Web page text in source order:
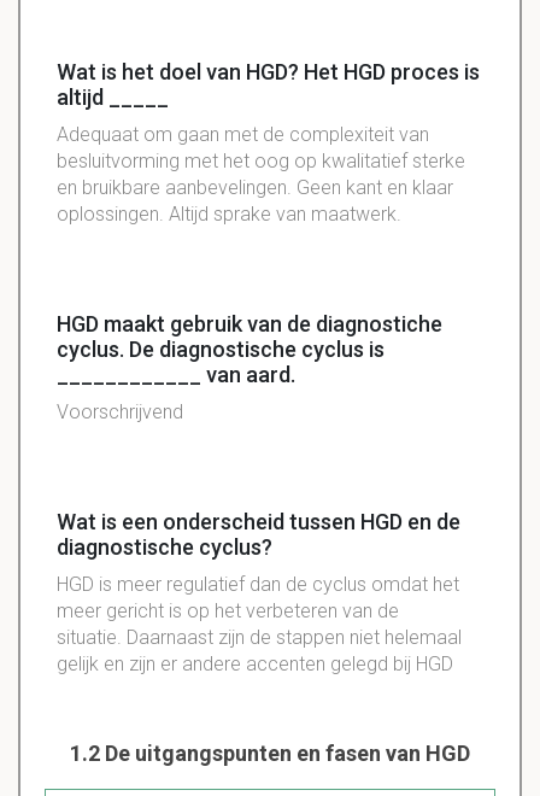
Wat is het doel van HGD? Het HGD proces is
altijd _____
Adequaat om gaan met de complexiteit van
besluitvorming met het oog op kwalitatief sterke
en bruikbare aanbevelingen. Geen kant en klaar
oplossingen. Altijd sprake van maatwerk.
HGD maakt gebruik van de diagnostiche
cyclus. De diagnostische cyclus is
____________ van aard.
Voorschrijvend
Wat is een onderscheid tussen HGD en de
diagnostische cyclus?
HGD is meer regulatief dan de cyclus omdat het
meer gericht is op het verbeteren van de
situatie. Daarnaast zijn de stappen niet helemaal
gelijk en zijn er andere accenten gelegd bij HGD
1.2 De uitgangspunten en fasen van HGD